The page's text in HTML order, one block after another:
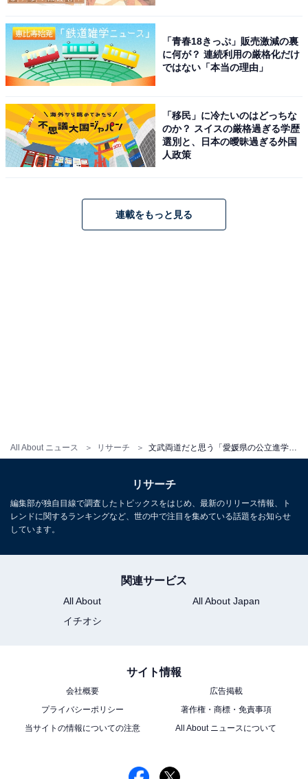
All About ニュース リサーチ
出身と聞いてすごいと思う「愛媛県の公立進学
校」ランキング！ 2位「今治西高等学校」を大
差で抑えた1位は？
1 2
「青春18きっぷ」販売激減の裏
に何が？ 連続利用の厳格化だけ
ではない「本当の理由」
「移民」に冷たいのはどっちな
のか？ スイスの厳格過ぎる学歴
選別と、日本の曖昧過ぎる外国
人政策
連載をもっと見る
リサーチ
編集部が独自目線で調査したトピックスをはじめ、最新のリリース情報、ト
レンドに関するランキングなど、世の中で注目を集めている話題をお知らせ
しています。
関連サービス
All About
All About Japan
イチオシ
サイト情報
会社概要
広告掲載
プライバシーポリシー
著作権・商標・免責事項
当サイトの情報についての注意
All About ニュースについて